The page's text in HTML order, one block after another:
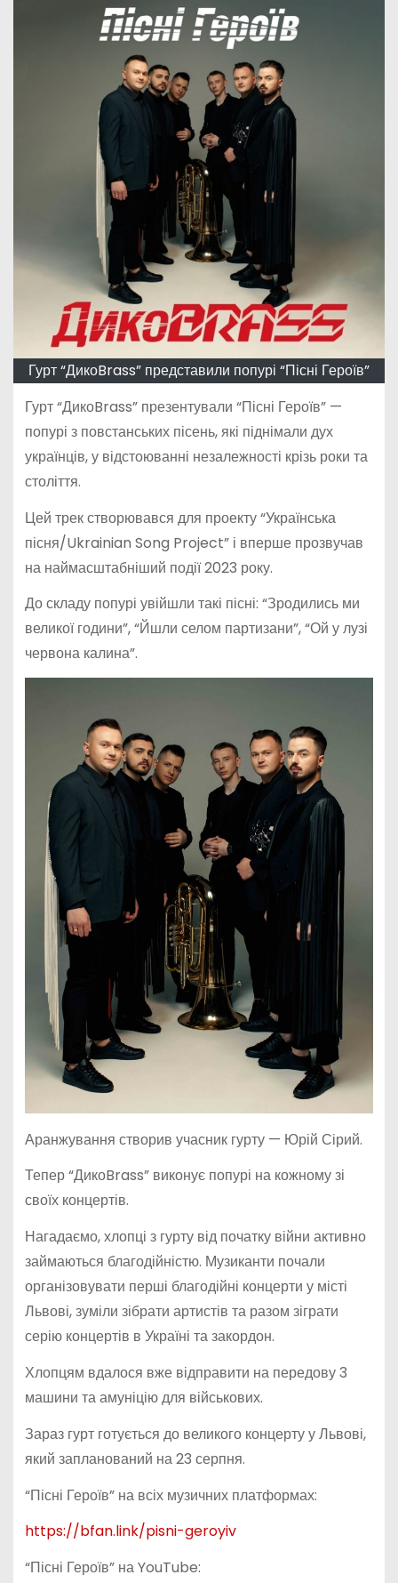
Гурт “ДикоBrass” представили попурі “Пісні Героїв”
Гурт “ДикоBrass” презентували “Пісні Героїв” —
попурі з повстанських пісень, які піднімали дух
українців, у відстоюванні незалежності крізь роки та
століття.
Цей трек створювався для проекту “Українська
пісня/Ukrainian Song Project” і вперше прозвучав
на наймасштабніший події 2023 року.
До складу попурі увійшли такі пісні: “Зродились ми
великої години”, “Йшли селом партизани”, “Ой у лузі
червона калина”.
Аранжування створив учасник гурту — Юрій Сірий.
Тепер “ДикоBrass” виконує попурі на кожному зі
своїх концертів.
Нагадаємо, хлопці з гурту від початку війни активно
займаються благодійністю. Музиканти почали
організовувати перші благодійні концерти у місті
Львові, зуміли зібрати артистів та разом зіграти
серію концертів в Україні та закордон.
Хлопцям вдалося вже відправити на передову 3
машини та амуніцію для військових.
Зараз гурт готується до великого концерту у Львові,
який запланований на 23 серпня.
“Пісні Героїв” на всіх музичних платформах:
https://bfan.link/pisni-geroyiv
“Пісні Героїв” на YouTube: